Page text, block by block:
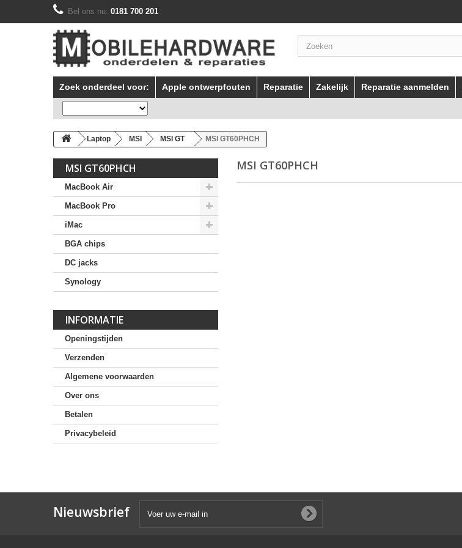
Bel ons nu: 0181 700 201
Zoek onderdeel voor: Apple ontwerpfouten Reparatie Zakelijk Reparatie aanmelden
Laptop MSI MSI GT MSI GT60PHCH
MSI GT60PHCH
MacBook Air
MacBook Pro
iMac
BGA chips
DC jacks
Synology
INFORMATIE
Openingstijden
Verzenden
Algemene voorwaarden
Over ons
Betalen
Privacybeleid
MSI GT60PHCH
Nieuwsbrief